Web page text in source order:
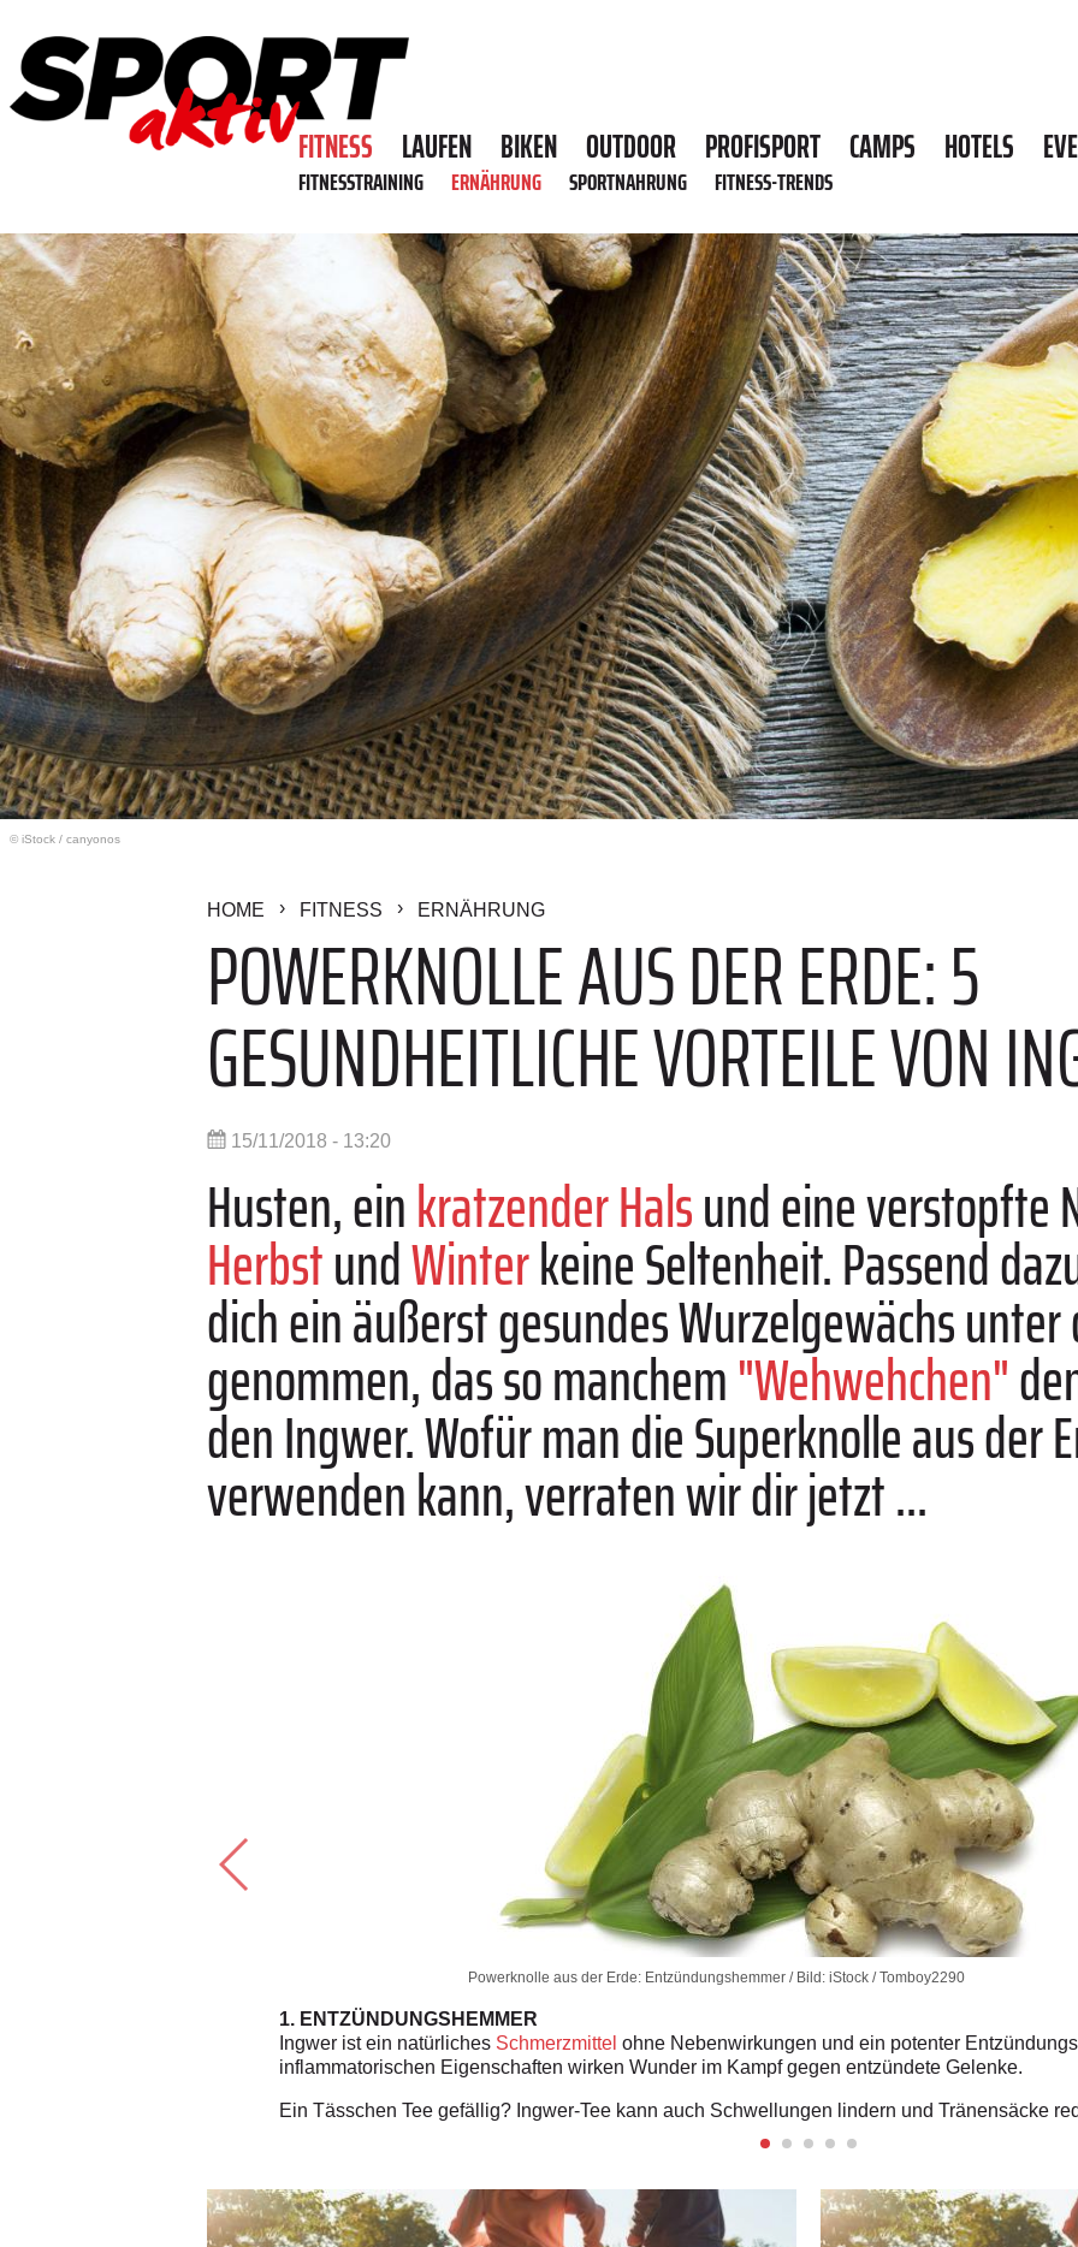
FITNESS LAUFEN BIKEN OUTDOOR PROFISPORT CAMPS HOTELS
FITNESSTRAINING ERNÄHRUNG SPORTNAHRUNG FITNESS-TRENDS
© iStock / canyonos
HOME FITNESS ERNÄHRUNG
POWERKNOLLE AUS DER ERDE: 5
GESUNDHEITLICHE VORTEILE VON
15/11/2018 - 13:20
Husten, einkratzender Halsund eine verstopfte
HerbstundWinterkeine Seltenheit. Passend
dich ein äußerst gesundes Wurzelgewächs unter
genommen, das so manchem"Wehwehchen"
den Ingwer. Wofür man die Superknolle aus der
verwenden kann, verraten wir dir jetzt ...
Powerknolle aus der Erde: Entzündungshemmer / Bild: iStock / Tomboy2290
1. ENTZÜNDUNGSHEMMER
Ingwer ist ein natürliches Schmerzmittel ohne Nebenwirkungen und ein potenter
inflammatorischen Eigenschaften wirken Wunder im Kampf gegen entzündete Gelenke.
Ein Tässchen Tee gefällig? Ingwer-Tee kann auch Schwellungen lindern und Tränensäcke